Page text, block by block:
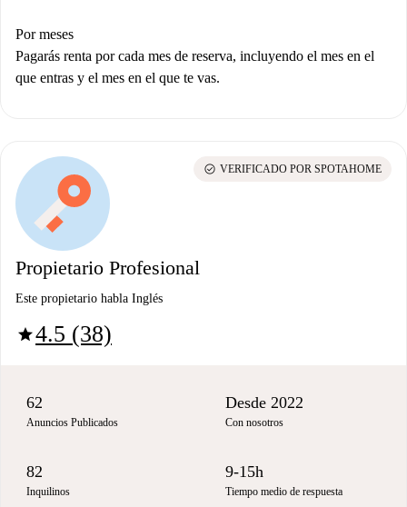
Por meses
Pagarás renta por cada mes de reserva, incluyendo el mes en el
que entras y el mes en el que te vas.
Propietario Profesional
Este propietario habla Inglés
star4.5 (38)
check_circle VERIFICADO POR SPOTAHOME
62
Anuncios Publicados
Desde 2022
Con nosotros
82
Inquilinos
9-15h
Tiempo medio de respuesta